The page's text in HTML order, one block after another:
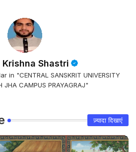
Krishna Shastri
in "CENTRAL SANSKRIT UNIVERSITY
JHA CAMPUS PRAYAGRAJ"
ज़्यादा दिखाएं